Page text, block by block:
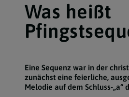
Was heißt
Eine Sequenz war in der
zunächst eine feierliche,
Melodie auf dem Schluss-„a“